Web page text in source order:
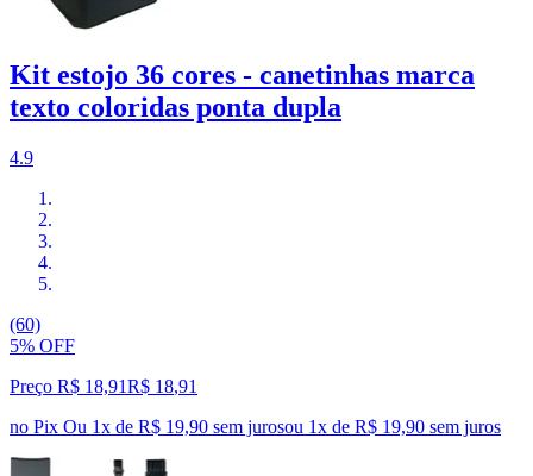
Kit estojo 36 cores - canetinhas marca
texto coloridas ponta dupla
4.9
(60)
5% OFF
Preço R$ 18,91R$ 18,91
no Pix Ou 1x de R$ 19,90 sem jurosou 1x de R$ 19,90 sem juros